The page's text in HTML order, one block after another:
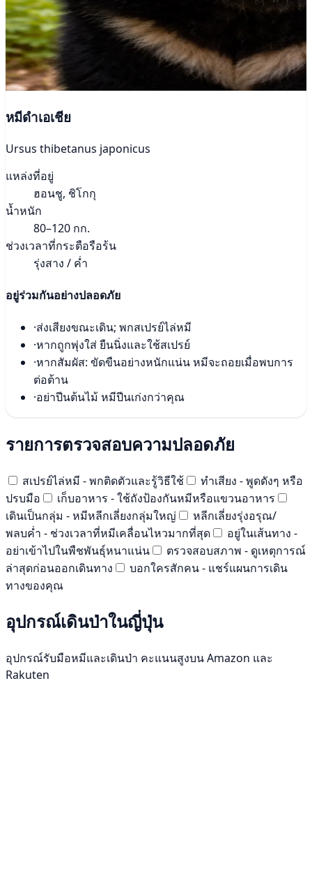
หมีดำเอเชีย
Ursus thibetanus japonicus
แหล่งที่อยู่
ฮอนชู, ชิโกกุ
น้ำหนัก
80–120 กก.
ช่วงเวลาที่กระตือรือร้น
รุ่งสาง / ค่ำ
อยู่ร่วมกันอย่างปลอดภัย
·ส่งเสียงขณะเดิน; พกสเปรย์ไล่หมี
·หากถูกพุ่งใส่ ยืนนิ่งและใช้สเปรย์
·หากสัมผัส: ขัดขืนอย่างหนักแน่น หมีจะถอยเมื่อพบการ
ต่อต้าน
·อย่าปีนต้นไม้ หมีปีนเก่งกว่าคุณ
รายการตรวจสอบความปลอดภัย
สเปรย์ไล่หมี - พกติดตัวและรู้วิธีใช้
ทำเสียง - พูดดังๆ หรือ
ปรบมือ
เก็บอาหาร - ใช้ถังป้องกันหมีหรือแขวนอาหาร
เดินเป็นกลุ่ม - หมีหลีกเลี่ยงกลุ่มใหญ่
หลีกเลี่ยงรุ่งอรุณ/
พลบค่ำ - ช่วงเวลาที่หมีเคลื่อนไหวมากที่สุด
อยู่ในเส้นทาง -
อย่าเข้าไปในพืชพันธุ์หนาแน่น
ตรวจสอบสภาพ - ดูเหตุการณ์
ล่าสุดก่อนออกเดินทาง
บอกใครสักคน - แชร์แผนการเดิน
ทางของคุณ
อุปกรณ์เดินป่าในญี่ปุ่น
อุปกรณ์รับมือหมีและเดินป่า คะแนนสูงบน Amazon และ
Rakuten